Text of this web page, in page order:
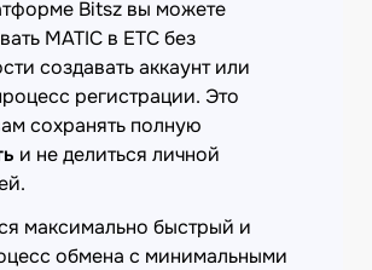
Bitsz вы можете
MATIC в ETC без
создавать аккаунт или
регистрации. Это
сохранять полную
и не делиться личной
максимально быстрый и
обмена с минимальными